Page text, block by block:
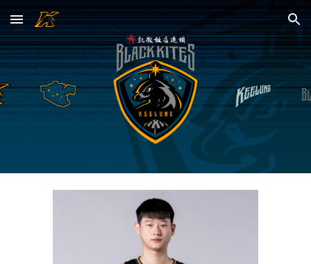
Skip to main content Skip to navigation